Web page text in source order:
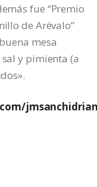
fue “Premio
de Arévalo”
mesa
y pimienta (a